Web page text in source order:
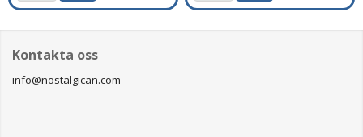
Kontakta oss
info@nostalgican.com